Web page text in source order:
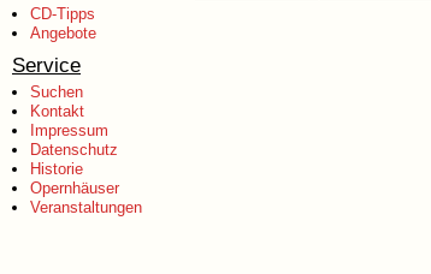
CD-Tipps
Angebote
Service
Suchen
Kontakt
Impressum
Datenschutz
Historie
Opernhäuser
Veranstaltungen